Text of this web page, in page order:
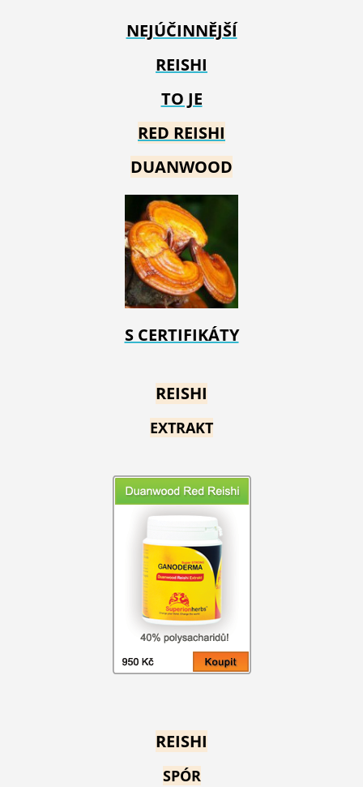
NEJÚČINNĚJŠÍ
REISHI
TO JE
RED REISHI
DUANWOOD
S CERTIFIKÁTY
REISHI
EXTRAKT
REISHI
SPÓR